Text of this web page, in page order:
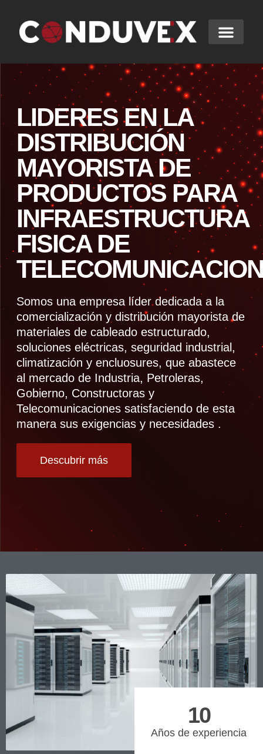
LIDERES EN LA
DISTRIBUCIÓN
MAYORISTA DE
PRODUCTOS PARA
INFRAESTRUCTURA
FISICA DE
Somos una empresa líder dedicada a la
comercialización y distribución mayorista de
materiales de cableado estructurado,
soluciones eléctricas, seguridad industrial,
climatización y encluosures, que abastece
al mercado de Industria, Petroleras,
Gobierno, Constructoras y
Telecomunicaciones satisfaciendo de esta
manera sus exigencias y necesidades .
Descubrir más
Años de experiencia
10